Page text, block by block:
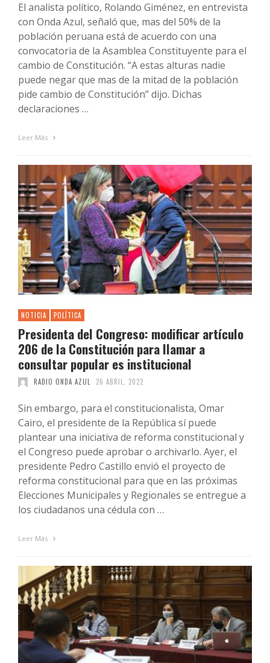
El analista político, Rolando Giménez, en entrevista
con Onda Azul, señaló que, mas del 50% de la
población peruana está de acuerdo con una
convocatoria de la Asamblea Constituyente para el
cambio de Constitución. “A estas alturas nadie
puede negar que mas de la mitad de la población
pide cambio de Constitución” dijo. Dichas
declaraciones …
Leer Más
NOTICIA POLÍTICA
Presidenta del Congreso: modificar artículo
206 de la Constitución para llamar a
consultar popular es institucional
RADIO ONDA AZUL 26 ABRIL, 2022
Sin embargo, para el constitucionalista, Omar
Cairo, el presidente de la República sí puede
plantear una iniciativa de reforma constitucional y
el Congreso puede aprobar o archivarlo. Ayer, el
presidente Pedro Castillo envió el proyecto de
reforma constitucional para que en las próximas
Elecciones Municipales y Regionales se entregue a
los ciudadanos una cédula con …
Leer Más